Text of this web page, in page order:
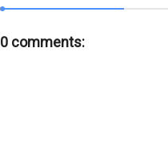
0 comments: